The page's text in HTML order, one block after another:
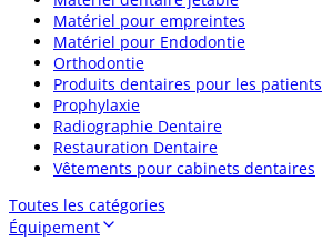
Matériel pour empreintes
Matériel pour Endodontie
Orthodontie
Produits dentaires pour les patients
Prophylaxie
Radiographie Dentaire
Restauration Dentaire
Vêtements pour cabinets dentaires
Toutes les catégories
Équipement